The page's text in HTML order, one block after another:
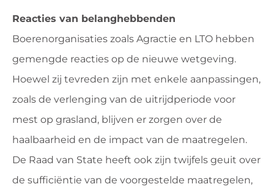
Reacties van belanghebbenden
Boerenorganisaties zoals Agractie en LTO hebben
gemengde reacties op de nieuwe wetgeving.
Hoewel zij tevreden zijn met enkele aanpassingen,
zoals de verlenging van de uitrijdperiode voor
mest op grasland, blijven er zorgen over de
haalbaarheid en de impact van de maatregelen.
De Raad van State heeft ook zijn twijfels geuit over
de sufficiëntie van de voorgestelde maatregelen,